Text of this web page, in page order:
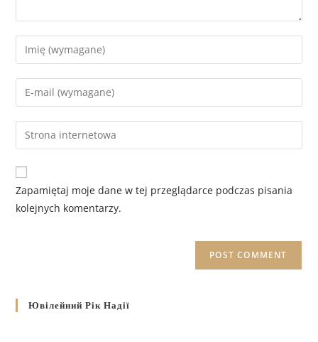
Zapamiętaj moje dane w tej przeglądarce podczas pisania
kolejnych komentarzy.
Ювілейний Рік Надії